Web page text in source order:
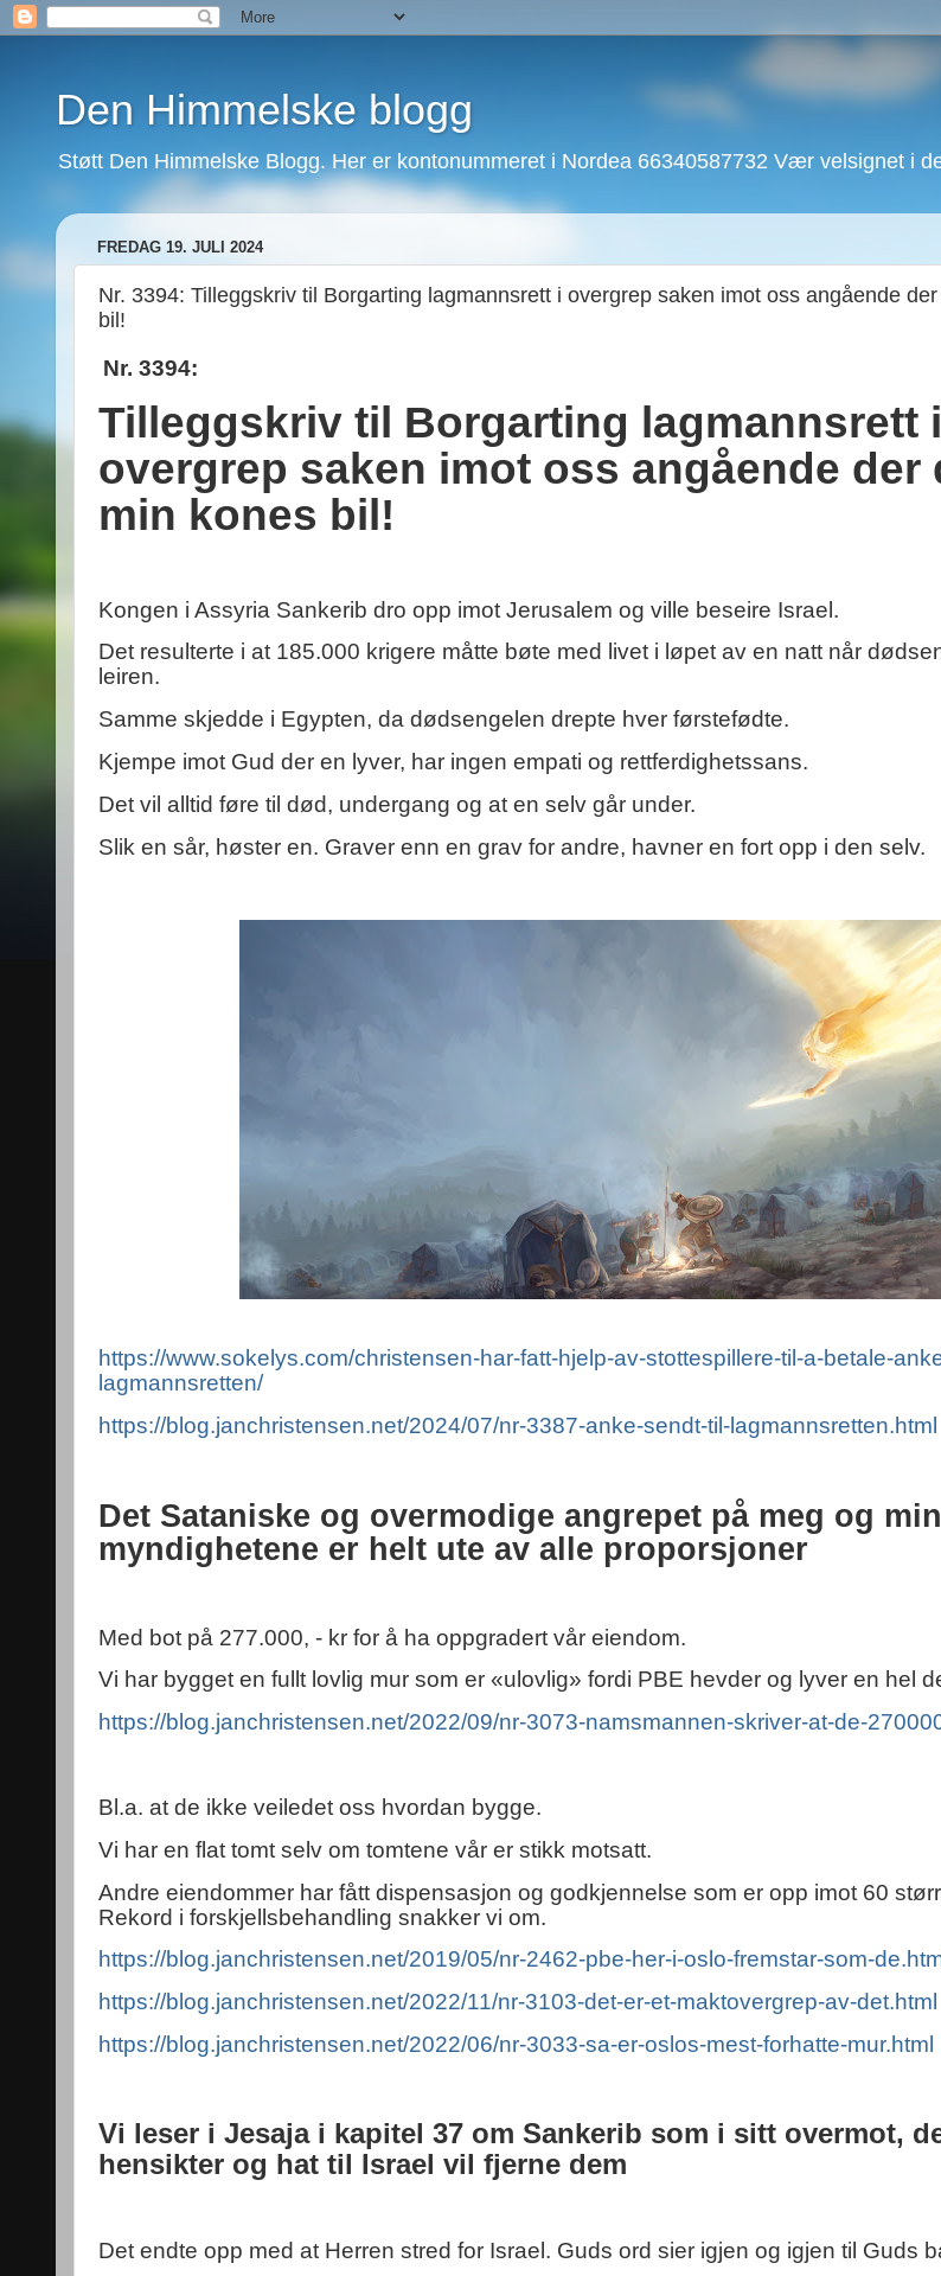
Den Himmelske blogg
Støtt Den Himmelske Blogg. Her er kontonummeret i Nordea 66340587732 Vær velsignet i
FREDAG 19. JULI 2024
Nr. 3394: Tilleggskriv til Borgarting lagmannsrett i overgrep saken imot oss angående
bil!
Nr. 3394:
Tilleggskriv til Borgarting lagmannsrett i
overgrep saken imot oss angående der
min kones bil!
Kongen i Assyria Sankerib dro opp imot Jerusalem og ville beseire Israel.
Det resulterte i at 185.000 krigere måtte bøte med livet i løpet av en natt når
leiren.
Samme skjedde i Egypten, da dødsengelen drepte hver førstefødte.
Kjempe imot Gud der en lyver, har ingen empati og rettferdighetssans.
Det vil alltid føre til død, undergang og at en selv går under.
Slik en sår, høster en. Graver enn en grav for andre, havner en fort opp i den selv.
https://www.sokelys.com/christensen-har-fatt-hjelp-av-stottespillere-til-a-betale-
lagmannsretten/
https://blog.janchristensen.net/2024/07/nr-3387-anke-sendt-til-lagmannsretten.html
Det Sataniske og overmodige angrepet på meg og
myndighetene er helt ute av alle proporsjoner
Med bot på 277.000, - kr for å ha oppgradert vår eiendom.
Vi har bygget en fullt lovlig mur som er «ulovlig» fordi PBE hevder og lyver en hel
https://blog.janchristensen.net/2022/09/nr-3073-namsmannen-skriver-at-de-
Bl.a. at de ikke veiledet oss hvordan bygge.
Vi har en flat tomt selv om tomtene vår er stikk motsatt.
Andre eiendommer har fått dispensasjon og godkjennelse som er opp imot 60
Rekord i forskjellsbehandling snakker vi om.
https://blog.janchristensen.net/2019/05/nr-2462-pbe-her-i-oslo-fremstar-som-
https://blog.janchristensen.net/2022/11/nr-3103-det-er-et-maktovergrep-av-det.html
https://blog.janchristensen.net/2022/06/nr-3033-sa-er-oslos-mest-forhatte-mur.html
Vi leser i Jesaja i kapitel 37 om Sankerib som i sitt overmot,
hensikter og hat til Israel vil fjerne dem
Det endte opp med at Herren stred for Israel. Guds ord sier igjen og igjen til Guds